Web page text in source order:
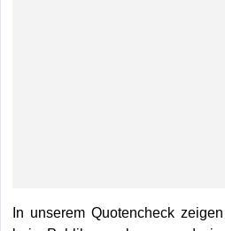
In unserem Quotencheck